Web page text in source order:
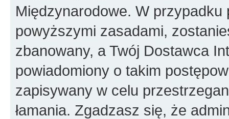
Międzynarodowe. W
powyższymi zasadami,
zbanowany, a Twój Dostawca
powiadomiony o takim
zapisywany w celu
łamania. Zgadzasz się, że